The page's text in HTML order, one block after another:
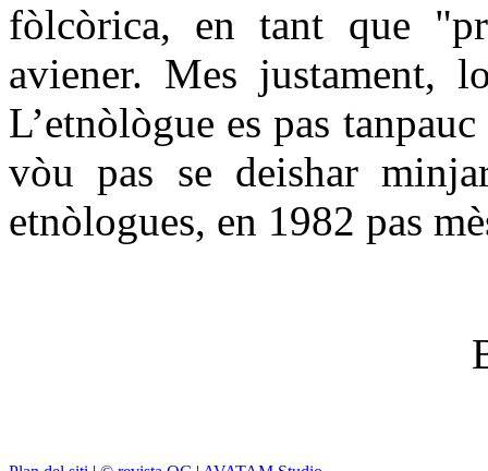
fòlcòrica, en tant que
aviener. Mes justament,
L’etnòlògue es pas
vòu pas se deishar
etnòlogues, en 1982 pas